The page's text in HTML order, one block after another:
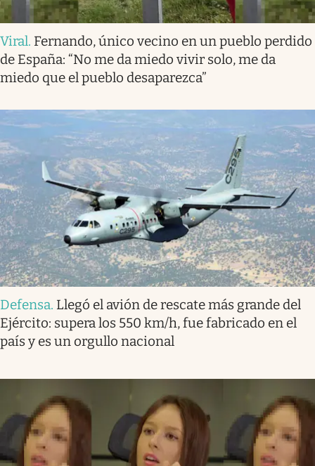
Viral. Fernando, único vecino en un pueblo perdido
de España: “No me da miedo vivir solo, me da
miedo que el pueblo desaparezca”
Defensa. Llegó el avión de rescate más grande del
Ejército: supera los 550 km/h, fue fabricado en el
país y es un orgullo nacional